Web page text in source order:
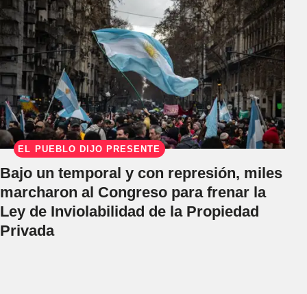
EL PUEBLO DIJO PRESENTE
Bajo un temporal y con represión, miles
marcharon al Congreso para frenar la
Ley de Inviolabilidad de la Propiedad
Privada